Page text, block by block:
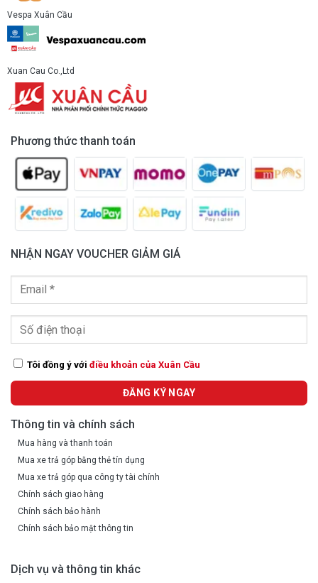
Vespa Xuân Cầu
Xuan Cau Co.,Ltd
Phương thức thanh toán
NHẬN NGAY VOUCHER GIẢM GIÁ
Tôi đồng ý với điều khoản của Xuân Cầu
Thông tin và chính sách
Mua hàng và thanh toán
Mua xe trả góp bằng thẻ tín dụng
Mua xe trả góp qua công ty tài chính
Chính sách giao hàng
Chính sách bảo hành
Chính sách bảo mật thông tin
Dịch vụ và thông tin khác